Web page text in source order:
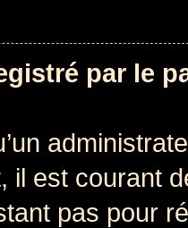
par le
il est courant
pas pour